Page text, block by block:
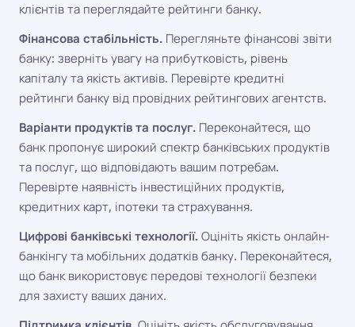
клієнтів та переглядайте рейтинги банку.
Фінансова стабільність. Перегляньте фінансові звіти
банку: зверніть увагу на прибутковість, рівень
капіталу та якість активів. Перевірте кредитні
рейтинги банку від провідних рейтингових агентств.
Варіанти продуктів та послуг. Переконайтеся, що
банк пропонує широкий спектр банківських продуктів
та послуг, що відповідають вашим потребам.
Перевірте наявність інвестиційних продуктів,
кредитних карт, іпотеки та страхування.
Цифрові банківські технології. Оцініть якість онлайн-
банкінгу та мобільних додатків банку. Переконайтеся,
що банк використовує передові технології безпеки
для захисту ваших даних.